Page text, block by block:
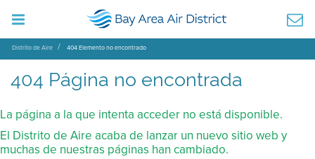
Distrito de Aire 404 Elemento no encontrado
404 Página no encontrada
La página a la que intenta acceder no está disponible.
El Distrito de Aire acaba de lanzar un nuevo sitio web y
muchas de nuestras páginas han cambiado.